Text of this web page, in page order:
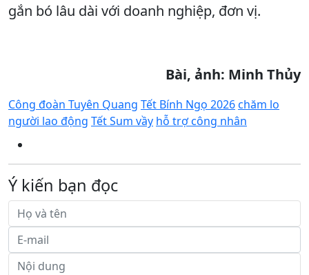
gắn bó lâu dài với doanh nghiệp, đơn vị.
Bài, ảnh: Minh Thủy
Công đoàn Tuyên Quang Tết Bính Ngọ 2026chăm lo
người lao động Tết Sum vầy hỗ trợ công nhân
Ý kiến bạn đọc